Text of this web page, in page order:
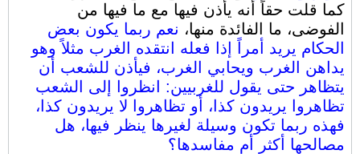
كما قلت حقاً أنه يأذن فيها مع ما فيها من
الفوضى، ما الفائدة منها، نعم ربما يكون بعض
الحكام يريد أمراً إذا فعله انتقده الغرب مثلاً وهو
يداهن الغرب ويحابي الغرب، فيأذن للشعب أن
يتظاهر حتى يقول للغربيين: انظروا إلى الشعب
تظاهروا يريدون كذا، أو تظاهروا لا يريدون كذا،
فهذه ربما تكون وسيلة لغيرها ينظر فيها، هل
مصالحها أكثر أم مفاسدها؟